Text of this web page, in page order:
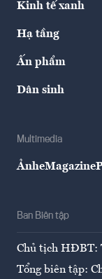
Kinh tế xanh
Hạ tầng
Ấn phẩm
Dân sinh
Multimedia
ẢnheMagazine
Ban Biên tập
Chủ tịch HĐBT:
Tổng biên tập: